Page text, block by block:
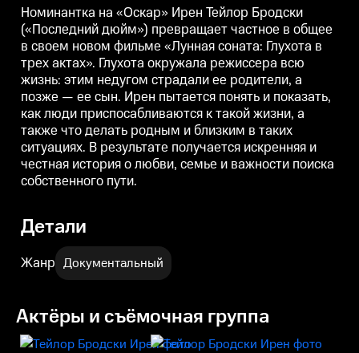
Номинантка на «Оскар» Ирен Тейлор Бродски
(«Последний дюйм») превращает частное в общее
в своем новом фильме «Лунная соната: Глухота в
трех актах». Глухота окружала режиссера всю
жизнь: этим недугом страдали ее родители, а
позже — ее сын. Ирен пытается понять и показать,
как люди приспосабливаются к такой жизни, а
также что делать родным и близким в таких
ситуациях. В результате получается искренняя и
честная история о любви, семье и важности поиска
собственного пути.
Детали
Жанр Документальный
Актёры и съёмочная группа